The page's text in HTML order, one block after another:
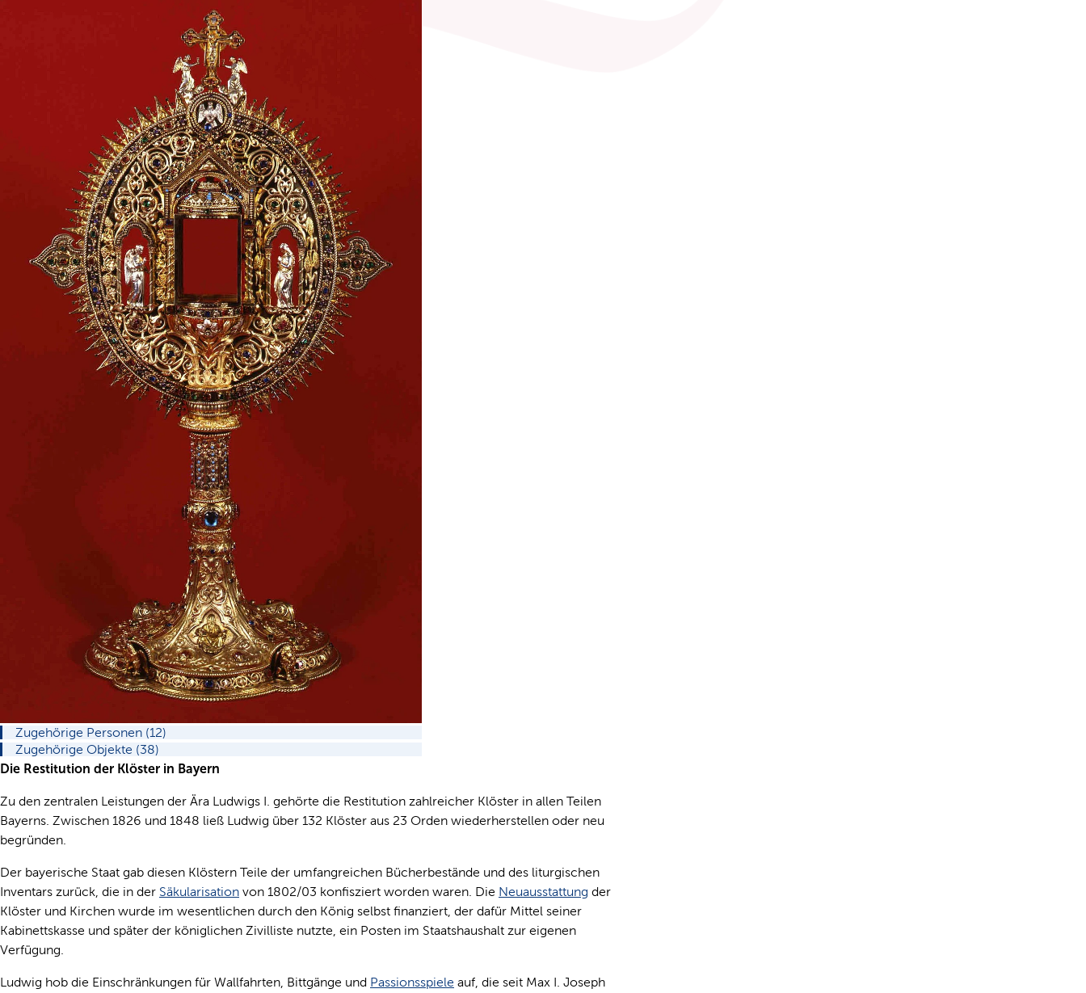
Zugehörige Personen (12)
Zugehörige Objekte (38)
Die Restitution der Klöster in Bayern
Zu den zentralen Leistungen der Ära Ludwigs I. gehörte die Restitution zahlreicher Klöster in allen Teilen
Bayerns. Zwischen 1826 und 1848 ließ Ludwig über 132 Klöster aus 23 Orden wiederherstellen oder neu
begründen.
Der bayerische Staat gab diesen Klöstern Teile der umfangreichen Bücherbestände und des liturgischen
Inventars zurück, die in der Säkularisation von 1802/03 konfisziert worden waren. Die Neuausstattung der
Klöster und Kirchen wurde im wesentlichen durch den König selbst finanziert, der dafür Mittel seiner
Kabinettskasse und später der königlichen Zivilliste nutzte, ein Posten im Staatshaushalt zur eigenen
Verfügung.
Ludwig hob die Einschränkungen für Wallfahrten, Bittgänge und Passionsspiele auf, die seit Max I. Joseph